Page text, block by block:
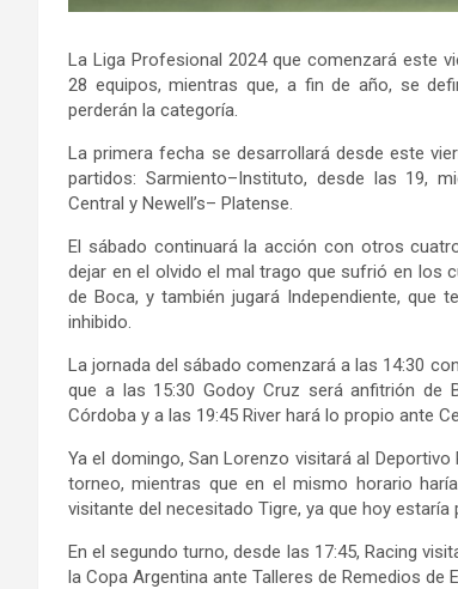
La Liga Profesional 2024 que comenzará este
28 equipos, mientras que, a fin de año, se
perderán la categoría.
La primera fecha se desarrollará desde este
partidos: Sarmiento–Instituto, desde las 19,
Central y Newell’s– Platense.
El sábado continuará la acción con otros
dejar en el olvido el mal trago que sufrió en los
de Boca, y también jugará Independiente,
inhibido.
La jornada del sábado comenzará a las 14:30
que a las 15:30 Godoy Cruz será anfitrión de
Córdoba y a las 19:45 River hará lo propio ante
Ya el domingo, San Lorenzo visitará al
torneo, mientras que en el mismo horario
visitante del necesitado Tigre, ya que hoy estaría
En el segundo turno, desde las 17:45, Racing
la Copa Argentina ante Talleres de Remedios de